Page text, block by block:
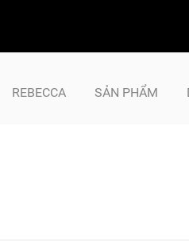
REBECCA SẢN PHẨM